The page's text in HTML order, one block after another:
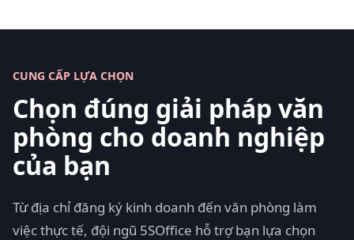
CUNG CẤP LỰA CHỌN
Chọn đúng giải pháp văn
phòng cho doanh nghiệp
của bạn
Từ địa chỉ đăng ký kinh doanh đến văn phòng làm
việc thực tế, đội ngũ 5SOffice hỗ trợ bạn lựa chọn